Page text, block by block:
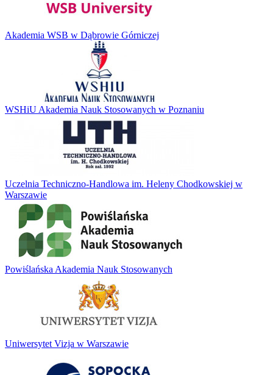
Akademia WSB w Dąbrowie Górniczej
WSHiU Akademia Nauk Stosowanych w Poznaniu
Uczelnia Techniczno-Handlowa im. Heleny Chodkowskiej w
Warszawie
Powiślańska Akademia Nauk Stosowanych
Uniwersytet Vizja w Warszawie